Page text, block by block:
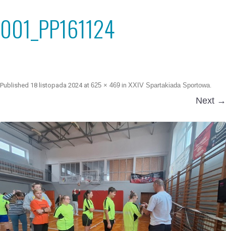
001_PP161124
Published 18 listopada 2024at 625 × 469 in XXIV Spartakiada Sportowa.
Next →